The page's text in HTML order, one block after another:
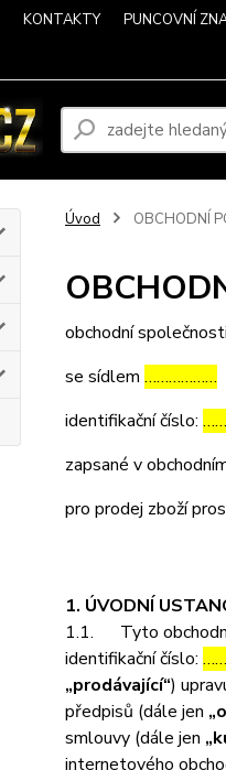
KONTAKTY PUNCOVNÍ
Úvod OBCHODNÍ
obchodní společnosti
se sídlem ………………
identifikační číslo:
zapsané v
pro prodej zboží
1. ÚVODNÍ
1.1. Tyto
identifikační číslo:
„prodávající“)
předpisů (dále jen
smlouvy (dále jen
internetového